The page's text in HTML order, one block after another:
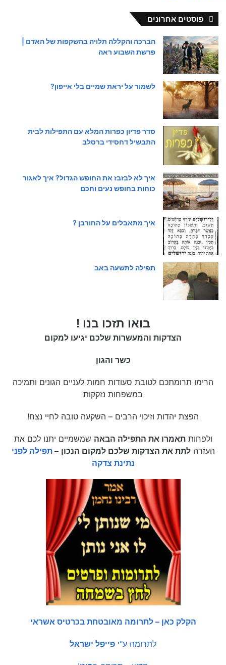
פוסטים אחרונים
הברכה והקללה תלויה בהשקפות של האדם |
פרשת השבוע ראה
לשמור על יראת שמיים בלי אייפון?
סדר פדיון כפרות המלא עם התפילות לבית
התבשיל דחסידי ברסלב
איך לא לבזבז את החופש הגדול? איך לאגור
כוחות בחופש נעים וחכם
איך מתאבלים על החורבן ?
תפילה לתשעה באב
בואו תזכו בנו !
הצדקות והמעשרות שלכם יגיעו למקום
כשר והגון
הרימו תרומתכם לטובת סעודות חמות לעניים הגונים ותמיכה
במשפחות נזקקות
הפצת יהדות וזיכוי הרבים – השקעה טובה לחיי נצח!
ולפחותתאמרו את התפילה הבאה שמשמיים יתנו לכם את
העזרהלתת את הצדקות שלכם למקום הנכון –תפילה לפני
נתינת צדקה
הקלק כאן – לתרומה מאובטחת בכרטיס אשראי
לתרומה ע"י פייפל ישראל